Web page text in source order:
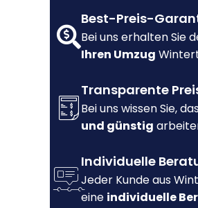
Best-Preis-
Bei uns erhalten Sie
Ihren Umzug
Transparente
Bei uns wissen Sie,
und günstig
Individuelle
Jeder Kunde aus
eine individuelle